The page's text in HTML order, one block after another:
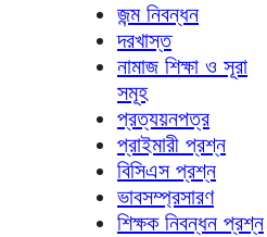
জন্ম নিবন্ধন
দরখাস্ত
নামাজ শিক্ষা ও সূরা
সমূহ
প্রত্যয়নপত্র
প্রাইমারী প্রশ্ন
বিসিএস প্রশ্ন
ভাবসম্প্রসারণ
শিক্ষক নিবন্ধন প্রশ্ন